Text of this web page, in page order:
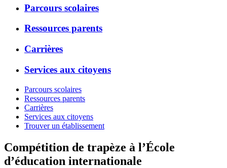
Parcours scolaires
Ressources parents
Carrières
Services aux citoyens
Parcours scolaires
Ressources parents
Carrières
Services aux citoyens
Trouver un établissement
Compétition de trapèze à l’École
d’éducation internationale